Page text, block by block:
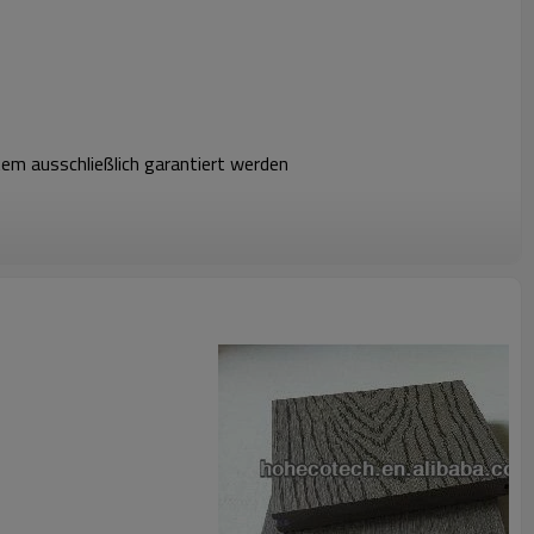
ausschließlich garantiert werden